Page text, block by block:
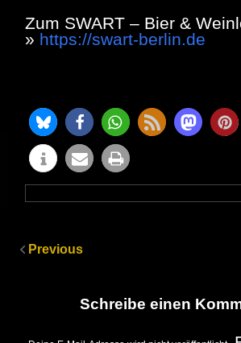
Zum SWART – Bier &
» https://swart-berlin.de
Previous
Schreibe einen